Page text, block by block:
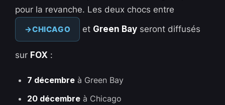
pour la revanche. Les deux chocs entre
CHICAGO et Green Bay seront diffusés
sur FOX :
7 décembre à Green Bay
20 décembre à Chicago